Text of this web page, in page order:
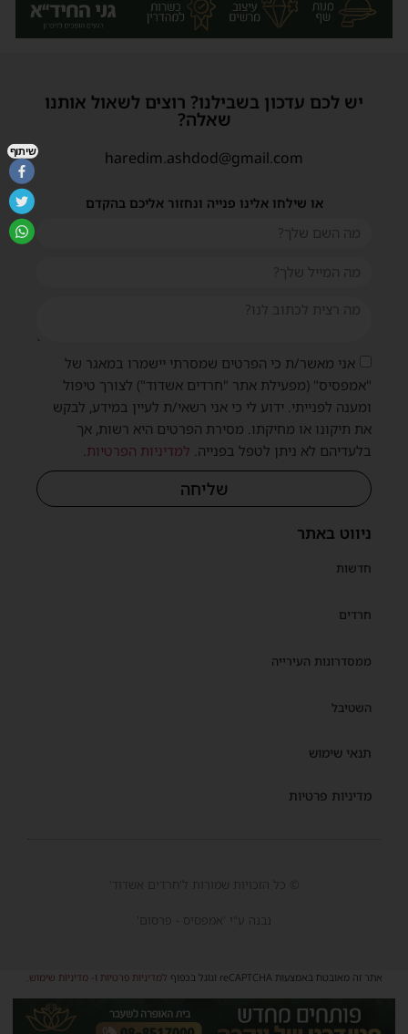
ניווט באתר
חדשות
חרדים
ממסדרונות העירייה
השטיבל
תנאי שימוש
מדיניות פרטיות
יש לכם עדכון בשבילנו? רוצים לשאול אותנו
שאלה?
haredim.ashdod@gmail.com
או שילחו אלינו פנייה ונחזור אליכם בהקדם
אני מאשר/ת כי הפרטים שמסרתי יישמרו במאגר של
"אמפסיס" (מפעילת אתר "חרדים אשדוד") לצורך טיפול
ומענה לפנייתי. ידוע לי כי אני רשאי/ת לעיין במידע, לבקש
את תיקונו או מחיקתו. מסירת הפרטים היא רשות, אך
בלעדיהם לא ניתן לטפל בפנייה. למדיניות הפרטיות.
שליחה
© כל הזכויות שמורות ל'חרדים אשדוד'
נבנה ע"י 'אמפסיס - פרסום'
אתר זה מאובטח באמצעות reCAPTCHA וגוגל בכפוף למדיניות פרטיות ו-מדיניות שימוש.
שיתוף